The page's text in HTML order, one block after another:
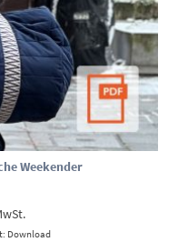
Weekender
Download